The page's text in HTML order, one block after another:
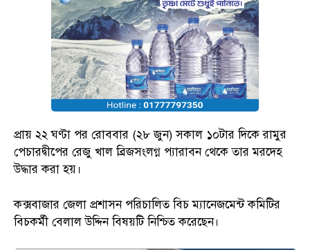
প্রায় ২২ ঘণ্টা পর রোববার (২৮ জুন) সকাল ১০টার দিকে রামুর
পেচারদ্বীপের রেজু খাল ব্রিজসংলগ্ন প্যারাবন থেকে তার মরদেহ
উদ্ধার করা হয়।
কক্সবাজার জেলা প্রশাসন পরিচালিত বিচ ম্যানেজমেন্ট কমিটির
বিচকর্মী বেলাল উদ্দিন বিষয়টি নিশ্চিত করেছেন।